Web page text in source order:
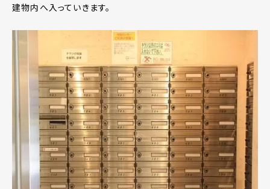
建物内へ入っていきます。